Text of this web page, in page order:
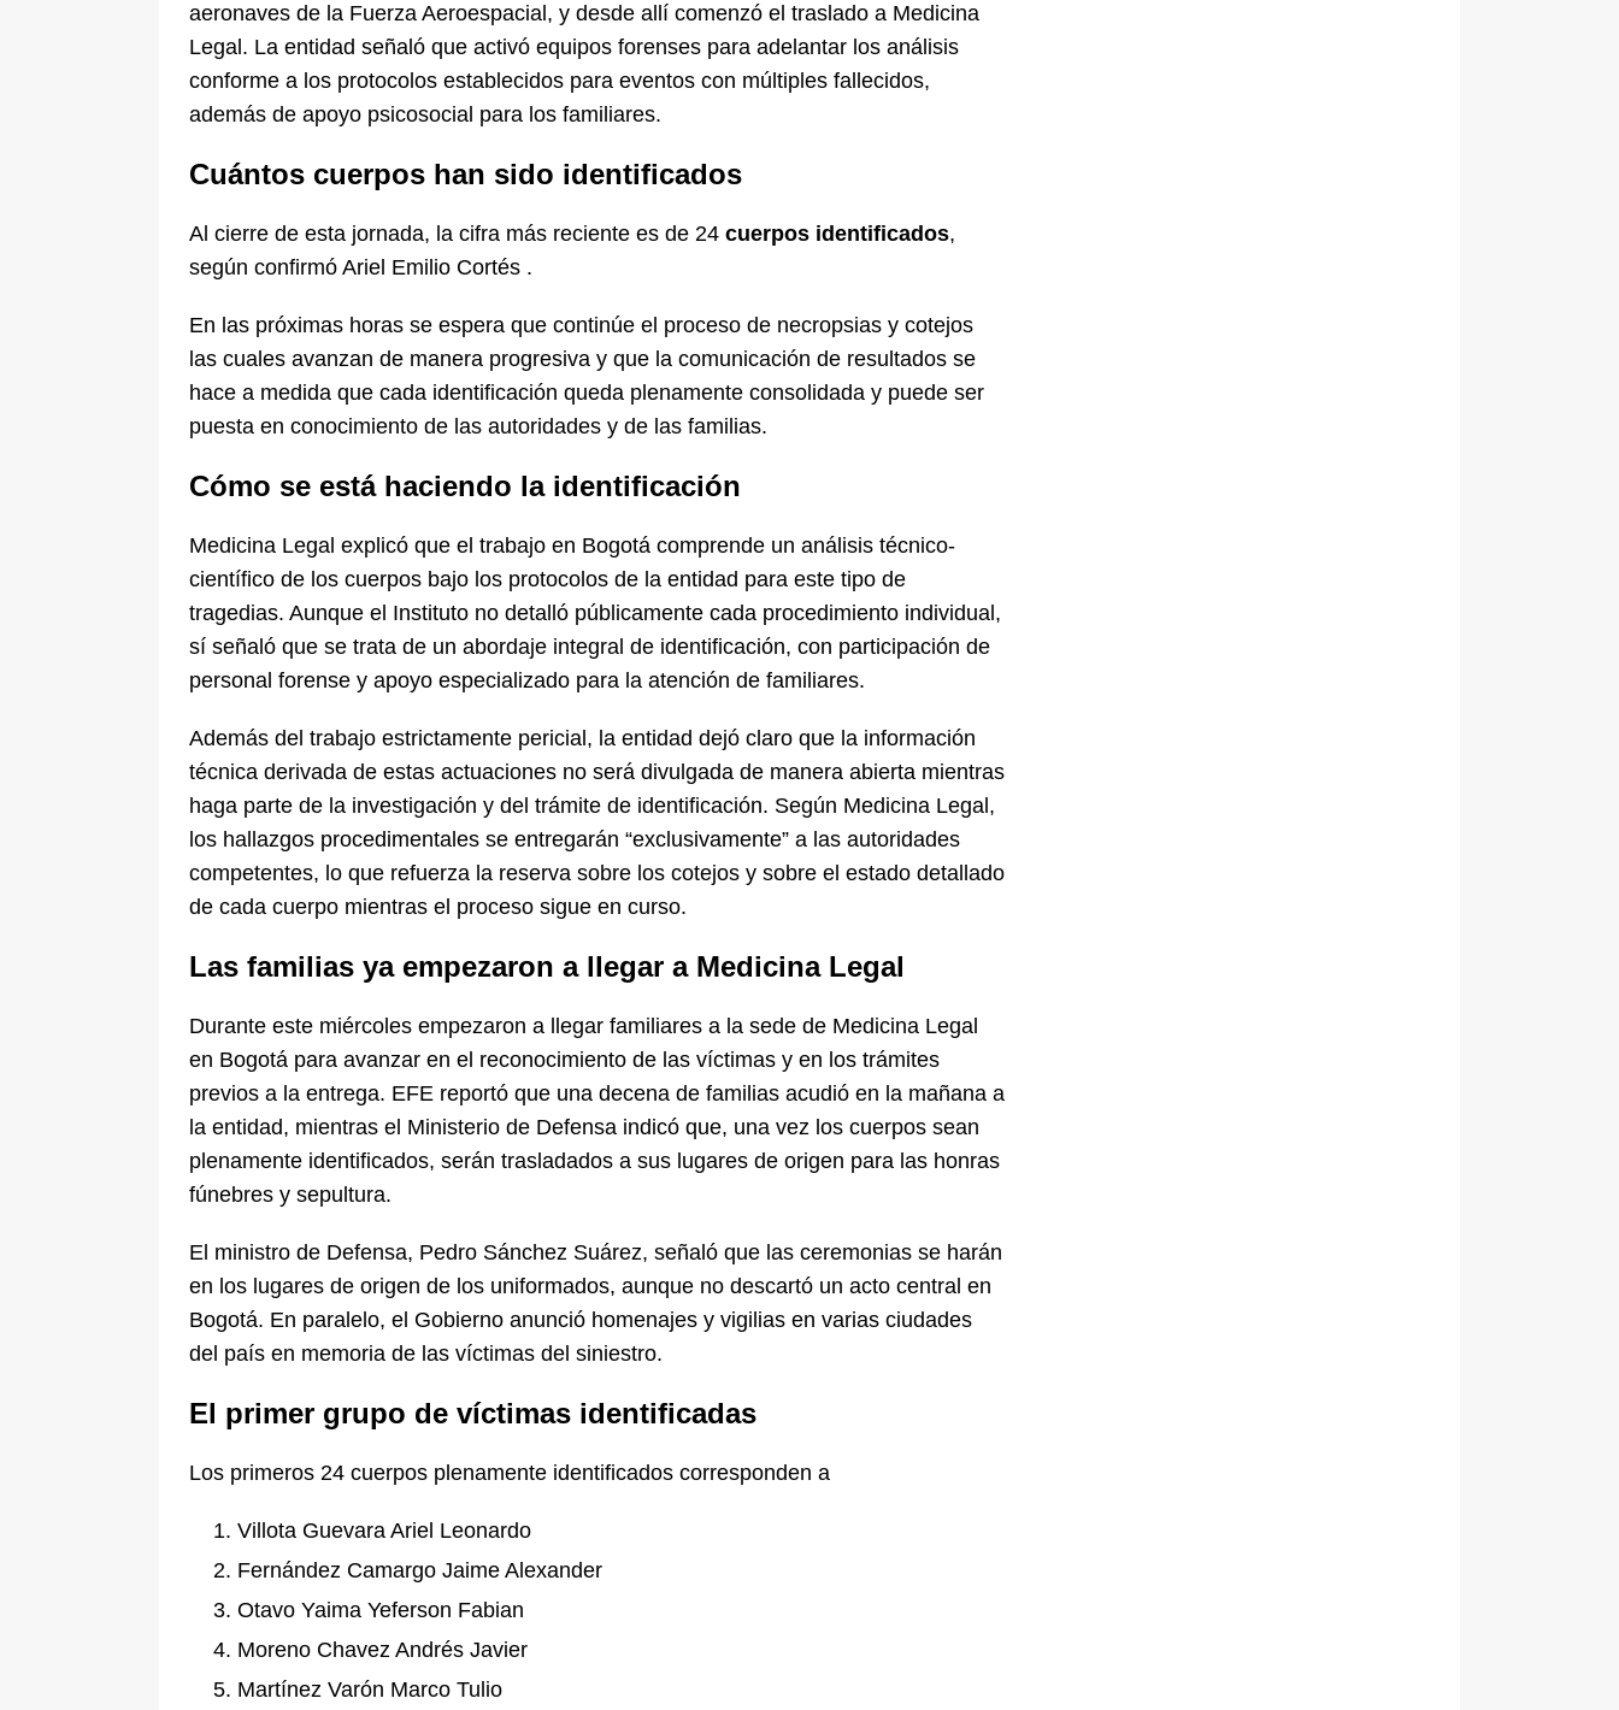
aeronaves de la Fuerza Aeroespacial, y desde allí comenzó el traslado a Medicina
Legal. La entidad señaló que activó equipos forenses para adelantar los análisis
conforme a los protocolos establecidos para eventos con múltiples fallecidos,
además de apoyo psicosocial para los familiares.
Cuántos cuerpos han sido identificados
Al cierre de esta jornada, la cifra más reciente es de 24 cuerpos identificados,
según confirmó Ariel Emilio Cortés .
En las próximas horas se espera que continúe el proceso de necropsias y cotejos
las cuales avanzan de manera progresiva y que la comunicación de resultados se
hace a medida que cada identificación queda plenamente consolidada y puede ser
puesta en conocimiento de las autoridades y de las familias.
Cómo se está haciendo la identificación
Medicina Legal explicó que el trabajo en Bogotá comprende un análisis técnico-
científico de los cuerpos bajo los protocolos de la entidad para este tipo de
tragedias. Aunque el Instituto no detalló públicamente cada procedimiento individual,
sí señaló que se trata de un abordaje integral de identificación, con participación de
personal forense y apoyo especializado para la atención de familiares.
Además del trabajo estrictamente pericial, la entidad dejó claro que la información
técnica derivada de estas actuaciones no será divulgada de manera abierta mientras
haga parte de la investigación y del trámite de identificación. Según Medicina Legal,
los hallazgos procedimentales se entregarán “exclusivamente” a las autoridades
competentes, lo que refuerza la reserva sobre los cotejos y sobre el estado detallado
de cada cuerpo mientras el proceso sigue en curso.
Las familias ya empezaron a llegar a Medicina Legal
Durante este miércoles empezaron a llegar familiares a la sede de Medicina Legal
en Bogotá para avanzar en el reconocimiento de las víctimas y en los trámites
previos a la entrega. EFE reportó que una decena de familias acudió en la mañana a
la entidad, mientras el Ministerio de Defensa indicó que, una vez los cuerpos sean
plenamente identificados, serán trasladados a sus lugares de origen para las honras
fúnebres y sepultura.
El ministro de Defensa, Pedro Sánchez Suárez, señaló que las ceremonias se harán
en los lugares de origen de los uniformados, aunque no descartó un acto central en
Bogotá. En paralelo, el Gobierno anunció homenajes y vigilias en varias ciudades
del país en memoria de las víctimas del siniestro.
El primer grupo de víctimas identificadas
Los primeros 24 cuerpos plenamente identificados corresponden a
Villota Guevara Ariel Leonardo
Fernández Camargo Jaime Alexander
Otavo Yaima Yeferson Fabian
Moreno Chavez Andrés Javier
Martínez Varón Marco Tulio